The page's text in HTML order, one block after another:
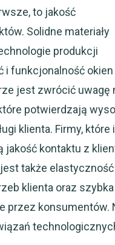
to jakość
Solidne materiały
produkcji
i funkcjonalność okien
jest zwrócić uwagę
potwierdzają
klienta. Firmy,
jakość kontaktu z
także
klienta oraz
przez